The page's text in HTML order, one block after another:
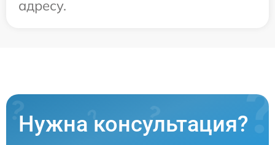
адресу.
Нужна консультация?